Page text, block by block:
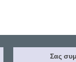
Σας